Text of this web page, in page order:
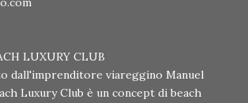
LUXURY CLUB
dall'imprenditore viareggino Manuel
Luxury Club è un concept di beach